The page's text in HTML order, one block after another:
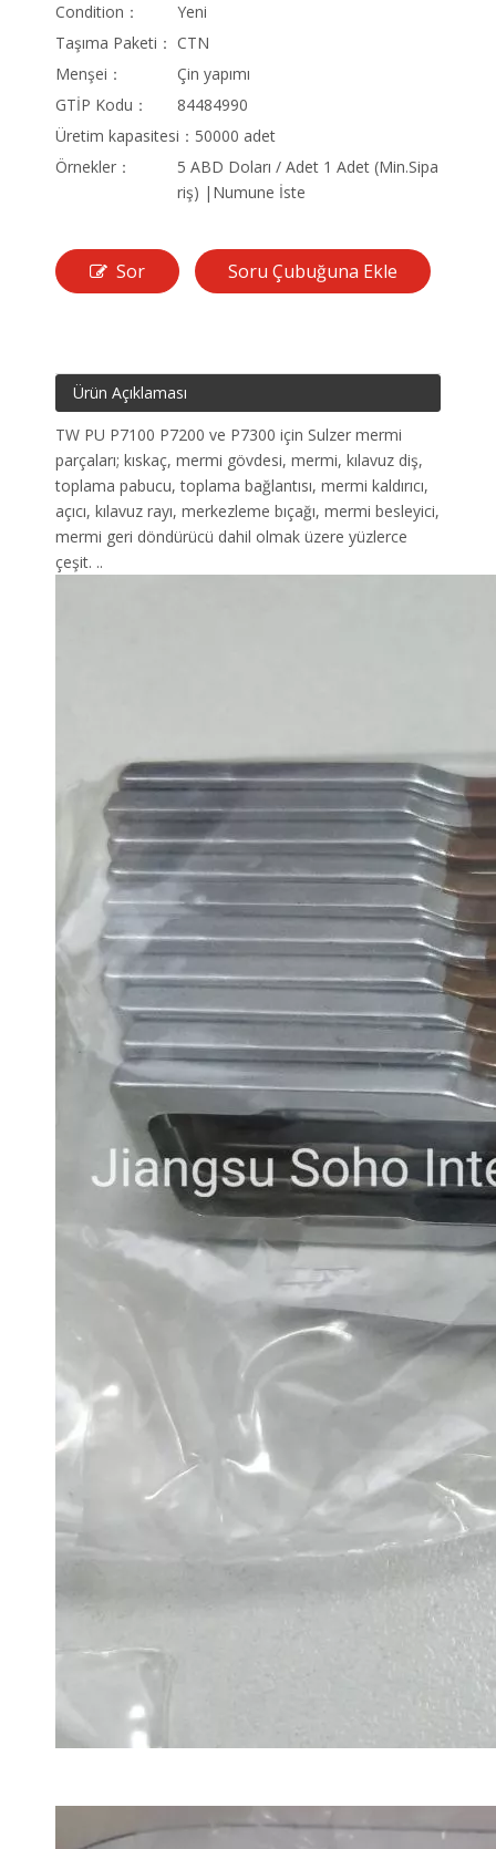
Condition：
Yeni
Taşıma Paketi： CTN
Menşei：
Çin yapımı
GTİP Kodu：
84484990
Üretim kapasitesi： 50000 adet
Örnekler：
5 ABD Doları / Adet 1 Adet (Min.Sipa
riş) |Numune İste
Sor Soru Çubuğuna Ekle
Ürün Açıklaması
TW PU P7100 P7200 ve P7300 için Sulzer mermi
parçaları; kıskaç, mermi gövdesi, mermi, kılavuz diş,
toplama pabucu, toplama bağlantısı, mermi kaldırıcı,
açıcı, kılavuz rayı, merkezleme bıçağı, mermi besleyici,
mermi geri döndürücü dahil olmak üzere yüzlerce
çeşit. ..